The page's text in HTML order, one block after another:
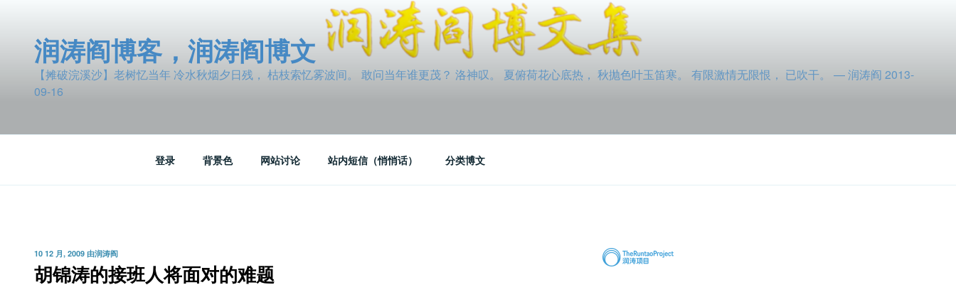
润涛阎博客，润涛阎博文
【摊破浣溪沙】老树忆当年 冷水秋烟夕日残， 枯枝索忆雾波间。 敢问当年谁更茂？ 洛神叹。 夏俯荷花心底热， 秋抛色叶玉笛寒。 有限激情无限恨， 已吹干。 — 润涛阎 2013-
09-16
登录 背景色 网站讨论 站内短信（悄悄话） 分类博文
发
布
于
10 12 月, 2009 由润涛阎
胡锦涛的接班人将面对的难题